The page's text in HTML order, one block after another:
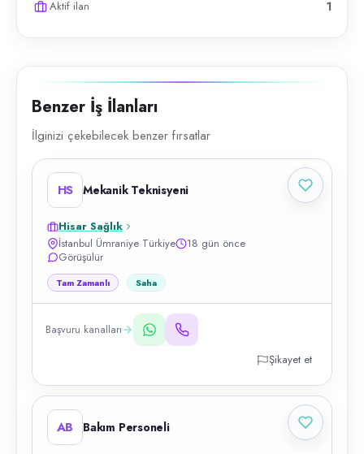
Aktif ilan 1
Benzer İş İlanları
İlginizi çekebilecek benzer fırsatlar
HS Mekanik Teknisyeni
Hisar Sağlık
İstanbul Ümraniye Türkiye
18 gün önce
Görüşülür
Tam Zamanlı Saha
Başvuru kanalları
Şikayet et
AB Bakım Personeli